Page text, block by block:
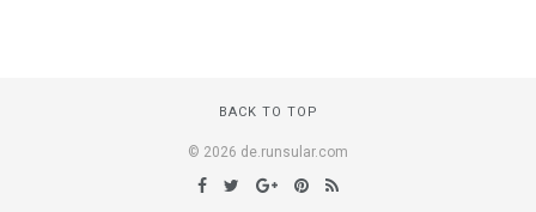
BACK TO TOP
© 2026 de.runsular.com